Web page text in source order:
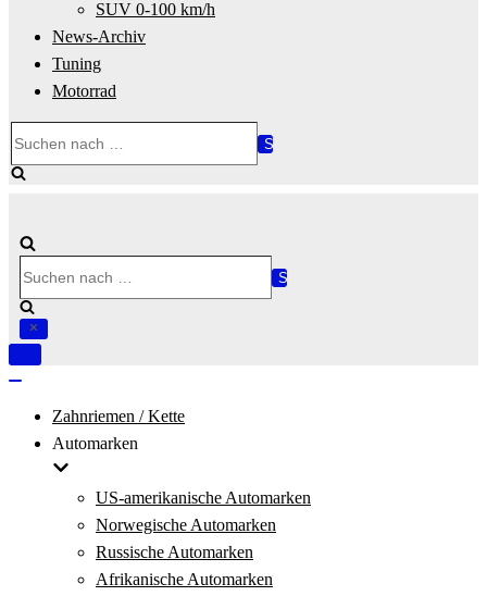
SUV 0-100 km/h
News-Archiv
Tuning
Motorrad
nach …
nach …
Navigation
Zahnriemen / Kette
Automarken
US-amerikanische Automarken
Norwegische Automarken
Russische Automarken
Afrikanische Automarken